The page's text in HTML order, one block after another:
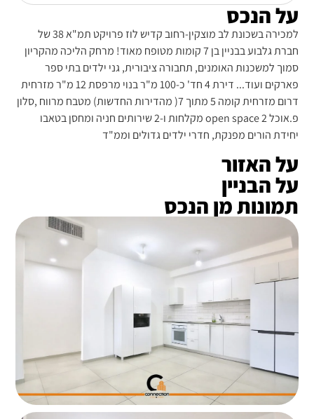
על הנכס
למכירה בשכונת לב מוצקין-רחוב קדיש לוז פרויקט תמ"א 38 של
חברת גלבוע בבניין בן 7 קומות מטופח מאוד! מרחק הליכה מהקריון
סמוך למשכנות האומנים, תחבורה ציבורית, גני ילדים בתי ספר
פארקים ועוד... דירת 4 חד' כ-100 מ"ר בנוי מרפסת 12 מ"ר מזרחית
דרום מזרחית קומה 5 מתוך 7( מהדירות החדשות) מטבח מרווח ,סלון
פ.אוכל open space 2 מקלחות ו-2 שירותים חניה ומחסן בטאבו
יחידת הורים מפנקת, חדרי ילדים גדולים וממ"ד
על האזור
על הבניין
תמונות מן הנכס